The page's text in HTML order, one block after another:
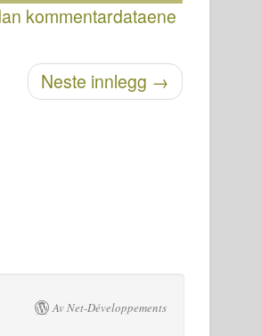
kommentardataene
Neste innlegg →
Av Net-Développements